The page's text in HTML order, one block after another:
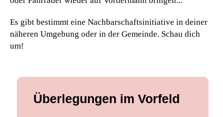
Es gibt bestimmt eine Nachbarschaftsinitiative in deiner
näheren Umgebung oder in der Gemeinde. Schau dich
um!
Überlegungen im Vorfeld